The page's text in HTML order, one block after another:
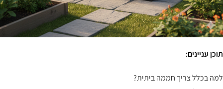
עניינים:
בכלל צריך חממה ביתית?